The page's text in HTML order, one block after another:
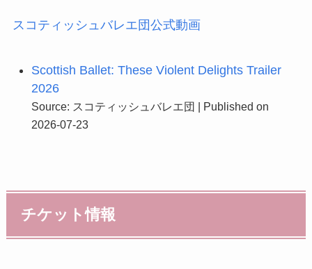
スコティッシュバレエ団公式動画
Scottish Ballet: These Violent Delights Trailer
2026
Source: スコティッシュバレエ団
Published on
2026-07-23
チケット情報